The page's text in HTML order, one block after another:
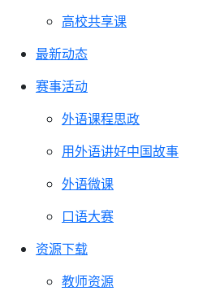
高校共享课
最新动态
赛事活动
外语课程思政
用外语讲好中国故事
外语微课
口语大赛
资源下载
教师资源